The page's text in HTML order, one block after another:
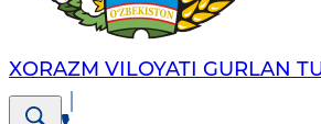
XORAZM VILOYATI GURLAN